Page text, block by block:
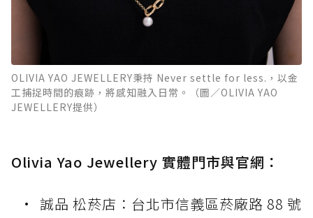
OLIVIA YAO JEWELLERY秉持 Never settle for less.，以金
工捕捉時間的痕跡，將感知融入日常。（圖／OLIVIA YAO
JEWELLERY提供）
Olivia Yao Jewellery 實體門市與官網：
誠品 松菸店：台北市信義區菸廠路 88 號